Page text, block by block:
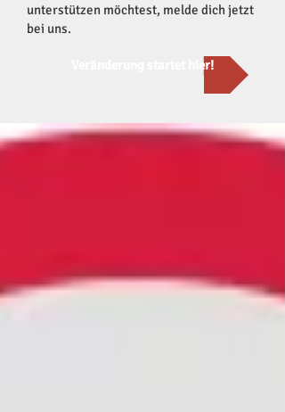
unterstützen möchtest, melde dich jetzt
bei uns.
Veränderung startet hier!